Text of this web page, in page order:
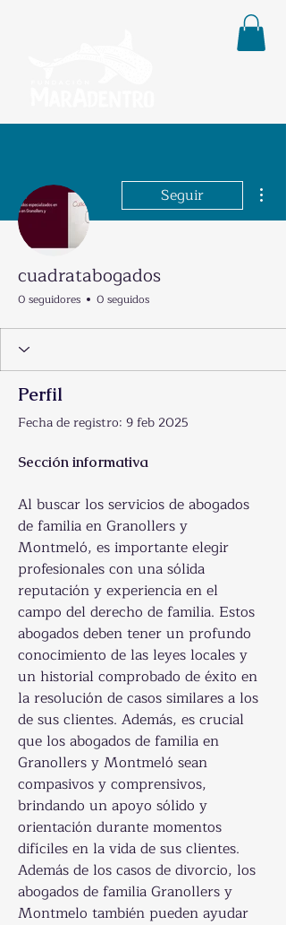
Seguir
cuadratabogados
0 seguidores 0 seguidos
Perfil
Fecha de registro: 9 feb 2025
Sección informativa
Al buscar los servicios de abogados
de familia en Granollers y
Montmeló, es importante elegir
profesionales con una sólida
reputación y experiencia en el
campo del derecho de familia. Estos
abogados deben tener un profundo
conocimiento de las leyes locales y
un historial comprobado de éxito en
la resolución de casos similares a los
de sus clientes. Además, es crucial
que los abogados de familia en
Granollers y Montmeló sean
compasivos y comprensivos,
brindando un apoyo sólido y
orientación durante momentos
difíciles en la vida de sus clientes.
Además de los casos de divorcio, los
abogados de familia Granollers y
Montmelo también pueden ayudar